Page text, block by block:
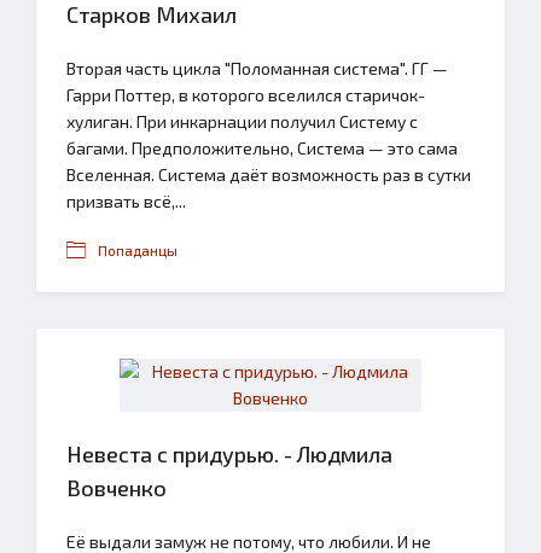
Старков Михаил
Вторая часть цикла "Поломанная система". ГГ —
Гарри Поттер, в которого вселился старичок-
хулиган. При инкарнации получил Систему с
багами. Предположительно, Система — это сама
Вселенная. Система даёт возможность раз в сутки
призвать всё,...
Попаданцы
Невеста с придурью. - Людмила
Вовченко
Её выдали замуж не потому, что любили. И не